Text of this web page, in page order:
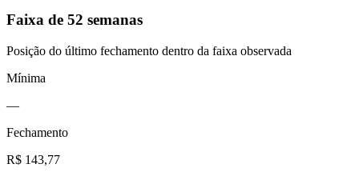
Faixa de 52 semanas
Posição do último fechamento dentro da faixa observada
Mínima
—
Fechamento
R$ 143,77